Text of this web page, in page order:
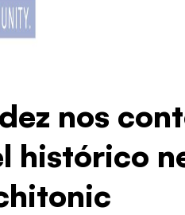
nos
histórico